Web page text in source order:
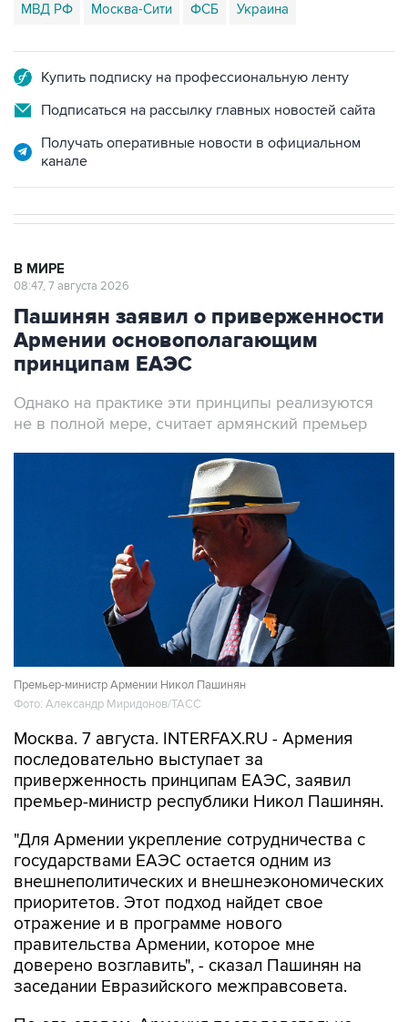
МВД РФ Москва-Сити ФСБ Украина
Купить подписку на профессиональную ленту
Подписаться на рассылку главных новостей сайта
Получать оперативные новости в официальном
канале
В МИРЕ
08:47, 7 августа 2026
Пашинян заявил о приверженности
Армении основополагающим
принципам ЕАЭС
Однако на практике эти принципы реализуются
не в полной мере, считает армянский премьер
Премьер-министр Армении Никол Пашинян
Фото: Александр Миридонов/ТАСС
Москва. 7 августа. INTERFAX.RU - Армения
последовательно выступает за
приверженность принципам ЕАЭС, заявил
премьер-министр республики Никол Пашинян.
"Для Армении укрепление сотрудничества с
государствами ЕАЭС остается одним из
внешнеполитических и внешнеэкономических
приоритетов. Этот подход найдет свое
отражение и в программе нового
правительства Армении, которое мне
доверено возглавить", - сказал Пашинян на
заседании Евразийского межправсовета.